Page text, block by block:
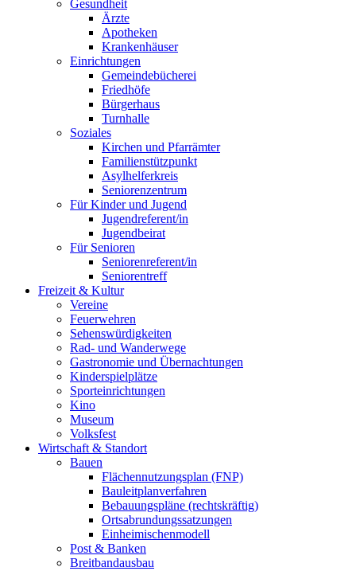
Gesundheit
Ärzte
Apotheken
Krankenhäuser
Einrichtungen
Gemeindebücherei
Friedhöfe
Bürgerhaus
Turnhalle
Soziales
Kirchen und Pfarrämter
Familienstützpunkt
Asylhelferkreis
Seniorenzentrum
Für Kinder und Jugend
Jugendreferent/in
Jugendbeirat
Für Senioren
Seniorenreferent/in
Seniorentreff
Freizeit & Kultur
Vereine
Feuerwehren
Sehenswürdigkeiten
Rad- und Wanderwege
Gastronomie und Übernachtungen
Kinderspielplätze
Sporteinrichtungen
Kino
Museum
Volksfest
Wirtschaft & Standort
Bauen
Flächennutzungsplan (FNP)
Bauleitplanverfahren
Bebauungspläne (rechtskräftig)
Ortsabrundungssatzungen
Einheimischenmodell
Post & Banken
Breitbandausbau